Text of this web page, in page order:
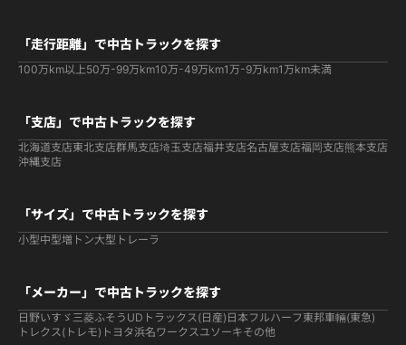
「走行距離」で中古トラックを探す
100万km以上50万-99万km10万-49万km1万-9万km1万km未満
「支店」で中古トラックを探す
北海道支店東北支店群馬支店埼玉支店福井支店名古屋支店福岡支店熊本支店
沖縄支店
「サイズ」で中古トラックを探す
小型中型増トン大型 トレーラ
「メーカー」で中古トラックを探す
日野いすゞ 三菱ふそう UDトラックス(日産) 日本フルハーフ 東邦車輛(東急)
トレクス(トレモ) トヨタ浜名ワークスユソーキその他